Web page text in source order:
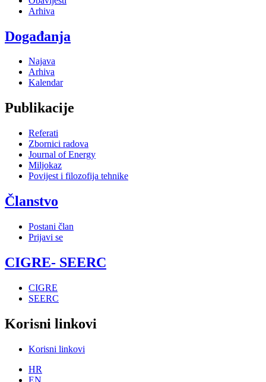
Arhiva
Događanja
Najava
Arhiva
Kalendar
Publikacije
Referati
Zbornici radova
Journal of Energy
Miljokaz
Povijest i filozofija tehnike
Članstvo
Postani član
Prijavi se
CIGRE- SEERC
CIGRE
SEERC
Korisni linkovi
Korisni linkovi
HR
EN